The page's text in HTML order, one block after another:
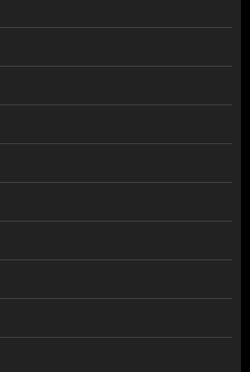
अनुमान बढ़ाकर 6.7% किया